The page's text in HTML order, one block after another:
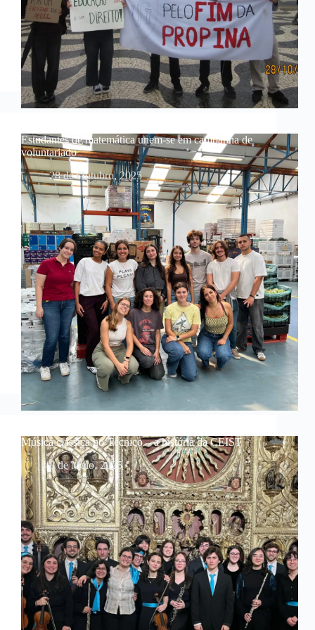
Estudantes de matemática unem-se em campanha de
voluntariado
28 de Outubro, 2025
Música clássica no Técnico – a história da CEIST
8 de Maio, 2025